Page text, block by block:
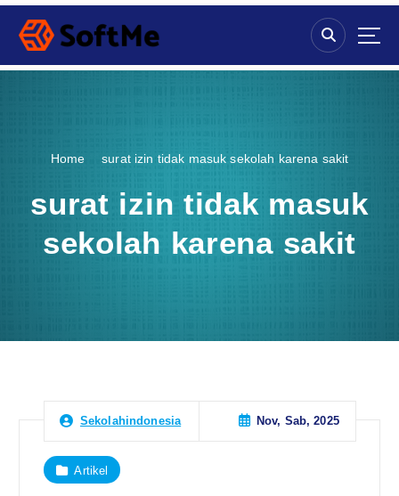
S
p
Home surat izin tidak masuk sekolah karena sakit
surat izin tidak masuk
sekolah karena sakit
Sekolahindonesia Nov, Sab, 2025
Artikel